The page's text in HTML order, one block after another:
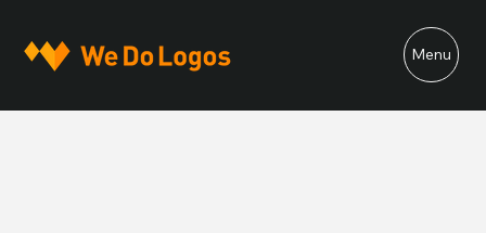
Menu